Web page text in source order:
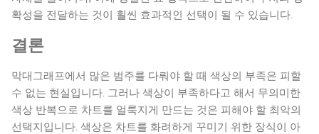
확성을 전달하는 것이 훨씬 효과적인 선택이 될 수 있습니다.
결론
막대그래프에서 많은 범주를 다뤄야 할 때 색상의 부족은 피할
수 없는 현실입니다. 그러나 색상이 부족하다고 해서 무의미한
색상 반복으로 차트를 얼룩지게 만드는 것은 피해야 할 최악의
선택지입니다. 색상은 차트를 화려하게 꾸미기 위한 장식이 아